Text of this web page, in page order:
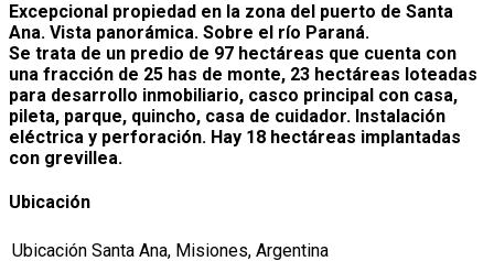
Excepcional propiedad en la zona del puerto de Santa
Ana. Vista panorámica. Sobre el río Paraná.
Se trata de un predio de 97 hectáreas que cuenta con
una fracción de 25 has de monte, 23 hectáreas loteadas
para desarrollo inmobiliario, casco principal con casa,
pileta, parque, quincho, casa de cuidador. Instalación
eléctrica y perforación. Hay 18 hectáreas implantadas
con grevillea.
Ubicación
Ubicación Santa Ana, Misiones, Argentina